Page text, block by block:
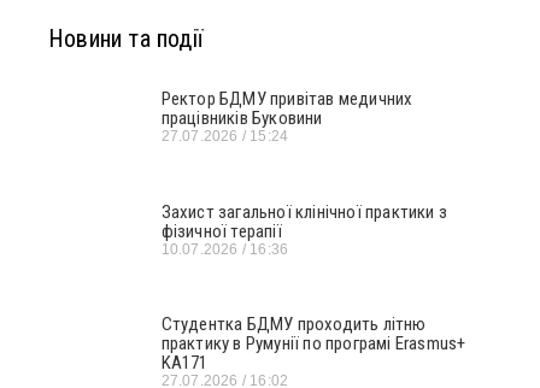
Новини та події
Ректор БДМУ привітав медичних
працівників Буковини
27.07.2026 15:24
Захист загальної клінічної практики з
фізичної терапії
10.07.2026 16:36
Студентка БДМУ проходить літню
практику в Румунії по програмі Erasmus+
KA171
27.07.2026 16:02